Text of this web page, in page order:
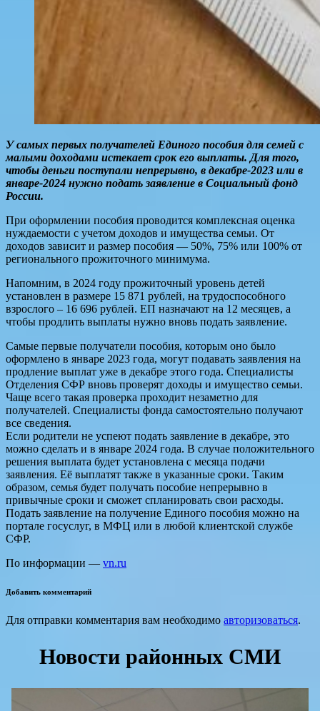
У самых первых получателей Единого пособия для семей с
малыми доходами истекает срок его выплаты. Для того,
чтобы деньги поступали непрерывно, в декабре-2023 или в
январе-2024 нужно подать заявление в Социальный фонд
России.
При оформлении пособия проводится комплексная оценка
нуждаемости с учетом доходов и имущества семьи. От
доходов зависит и размер пособия — 50%, 75% или 100% от
регионального прожиточного минимума.
Напомним, в 2024 году прожиточный уровень детей
установлен в размере 15 871 рублей, на трудоспособного
взрослого – 16 696 рублей. ЕП назначают на 12 месяцев, а
чтобы продлить выплаты нужно вновь подать заявление.
Самые первые получатели пособия, которым оно было
оформлено в январе 2023 года, могут подавать заявления на
продление выплат уже в декабре этого года. Специалисты
Отделения СФР вновь проверят доходы и имущество семьи.
Чаще всего такая проверка проходит незаметно для
получателей. Специалисты фонда самостоятельно получают
все сведения.
Если родители не успеют подать заявление в декабре, это
можно сделать и в январе 2024 года. В случае положительного
решения выплата будет установлена с месяца подачи
заявления. Её выплатят также в указанные сроки. Таким
образом, семья будет получать пособие непрерывно в
привычные сроки и сможет спланировать свои расходы.
Подать заявление на получение Единого пособия можно на
портале госуслуг, в МФЦ или в любой клиентской службе
СФР.
По информации — vn.ru
Добавить комментарий
Для отправки комментария вам необходимо авторизоваться.